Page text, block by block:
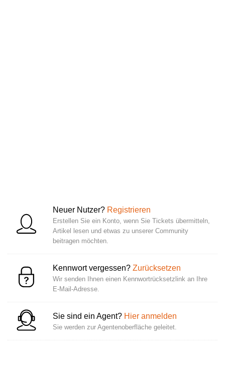
Neuer Nutzer? Registrieren
Erstellen Sie ein Konto, wenn Sie Tickets übermitteln,
Artikel lesen und etwas zu unserer Community
beitragen möchten.
Kennwort vergessen? Zurücksetzen
Wir senden Ihnen einen Kennwortrücksetzlink an Ihre
E-Mail-Adresse.
Sie sind ein Agent? Hier anmelden
Sie werden zur Agentenoberfläche geleitet.